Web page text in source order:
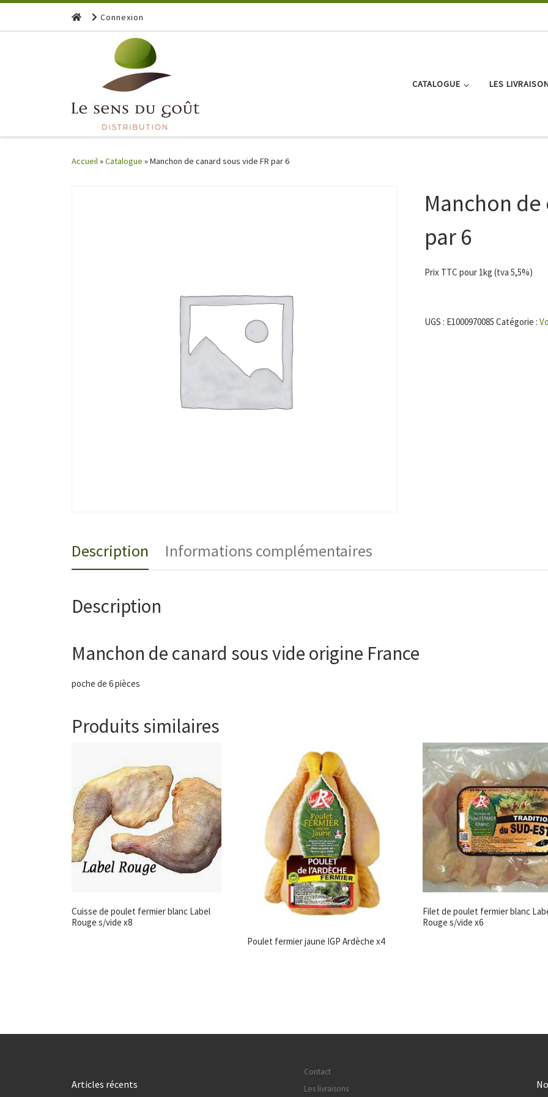
Skip to content Connexion
CATALOGUE LES
Accueil»Catalogue »Manchon de canard sous vide FR par 6
Manchon de
par 6
Prix TTC pour 1kg (tva 5,5%)
UGS : E1000970085 Catégorie :
Description Informations complémentaires
Description
Manchon de canard sous vide origine France
poche de 6 pièces
Produits similaires
Cuisse de poulet fermier blanc Label
Rouge s/vide x8
Poulet fermier jaune IGP Ardèche x4
Filet de poulet fermier blanc
Rouge s/vide x6
Articles récents
Contact
Les livraisons